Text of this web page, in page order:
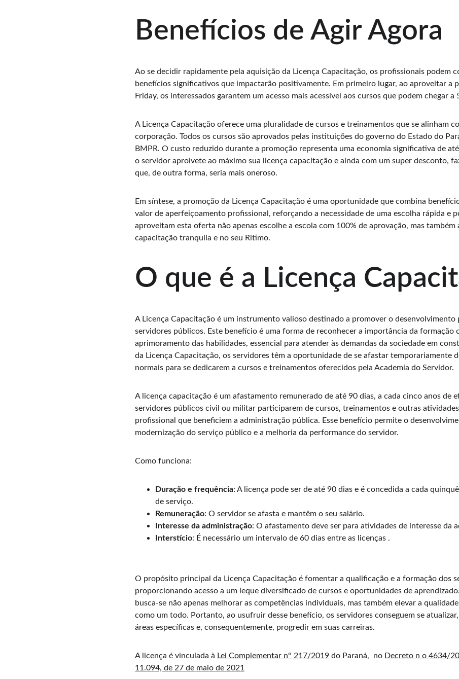
Benefícios de Agir Agora
Ao se decidir rapidamente pela aquisição da Licença Capacitação, os profissionais podem
benefícios significativos que impactarão positivamente. Em primeiro lugar, ao aproveitar a
Friday, os interessados garantem um acesso mais acessível aos cursos que podem chegar a
A Licença Capacitação oferece uma pluralidade de cursos e treinamentos que se alinham
corporação. Todos os cursos são aprovados pelas instituições do governo do Estado do
BMPR. O custo reduzido durante a promoção representa uma economia significativa de
o servidor aproivete ao máximo sua licença capacitação e ainda com um super desconto,
que, de outra forma, seria mais oneroso.
Em síntese, a promoção da Licença Capacitação é uma oportunidade que combina
valor de aperfeiçoamento profissional, reforçando a necessidade de uma escolha rápida e
aproveitam esta oferta não apenas escolhe a escola com 100% de aprovação, mas
capacitação tranquila e no seu Ritimo.
O que é a Licença
A Licença Capacitação é um instrumento valioso destinado a promover o desenvolvimento
servidores públicos. Este benefício é uma forma de reconhecer a importância da formação
aprimoramento das habilidades, essencial para atender às demandas da sociedade em
da Licença Capacitação, os servidores têm a oportunidade de se afastar temporariamente
normais para se dedicarem a cursos e treinamentos oferecidos pela Academia do Servidor.
A licença capacitação é um afastamento remunerado de até 90 dias, a cada cinco anos de
servidores públicos civil ou militar participarem de cursos, treinamentos e outras
profissional que beneficiem a administração pública. Esse benefício permite o
modernização do serviço público e a melhoria da performance do servidor.
Como funciona:
Duração e frequência: A licença pode ser de até 90 dias e é concedida a cada
de serviço.
Remuneração: O servidor se afasta e mantêm o seu salário.
Interesse da administração: O afastamento deve ser para atividades de interesse da
Interstício: É necessário um intervalo de 60 dias entre as licenças .
O propósito principal da Licença Capacitação é fomentar a qualificação e a formação dos
proporcionando acesso a um leque diversificado de cursos e oportunidades de
busca-se não apenas melhorar as competências individuais, mas também elevar a
como um todo. Portanto, ao usufruir desse benefício, os servidores conseguem se
áreas específicas e, consequentemente, progredir em suas carreiras.
A licença é vinculada à Lei Complementar n° 217/2019 do Paraná,  no Decreto n o 4634/20
11.094, de 27 de maio de 2021